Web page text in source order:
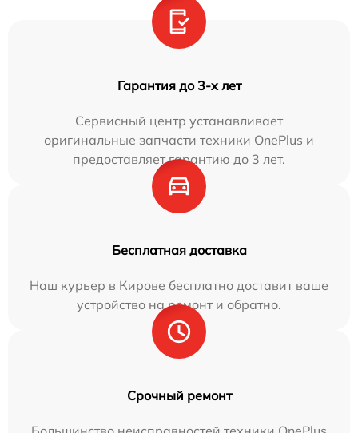
Гарантия до 3-х лет
Сервисный центр устанавливает
оригинальные запчасти техники OnePlus и
предоставляет гарантию до 3 лет.
Бесплатная доставка
Наш курьер в Кирове бесплатно доставит ваше
устройство на ремонт и обратно.
Срочный ремонт